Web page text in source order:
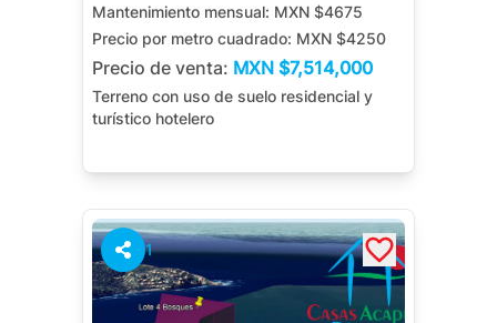
Mantenimiento mensual: MXN $4675
Precio por metro cuadrado: MXN $4250
Precio de venta: MXN $7,514,000
Terreno con uso de suelo residencial y
turístico hotelero
1